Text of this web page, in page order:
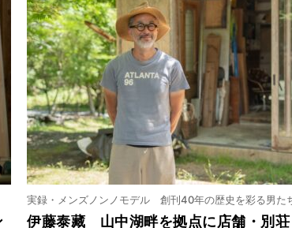
実録・メンズノンノモデル 創刊40年の歴史を彩る男た
伊藤泰藏 山中湖畔を拠点に店舗・別荘